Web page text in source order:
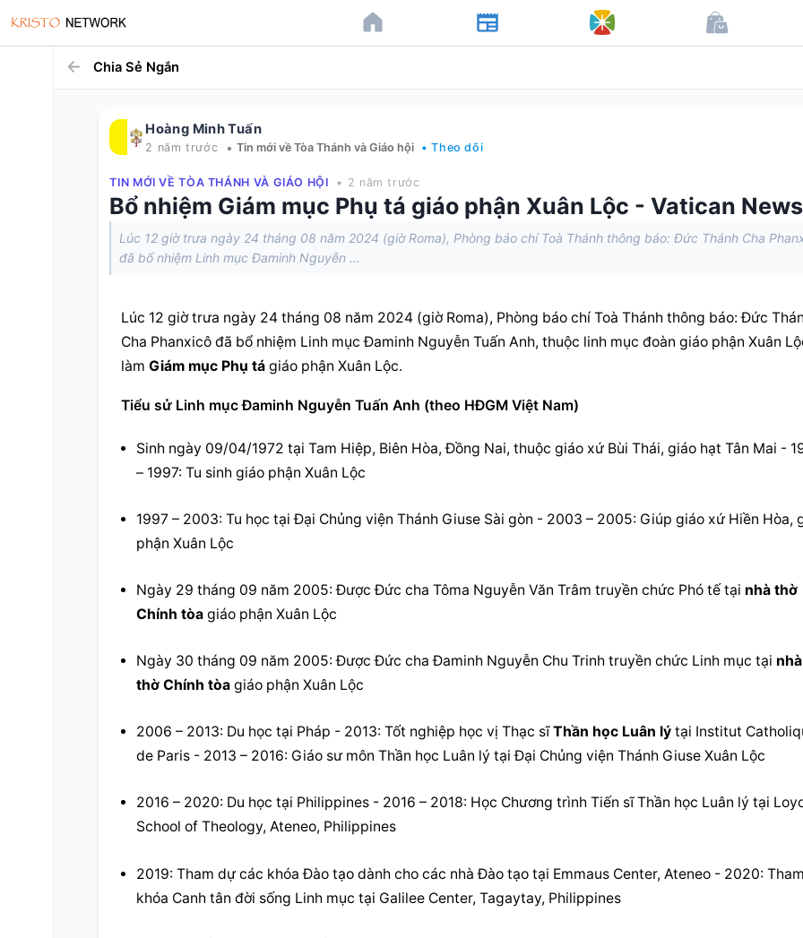
Chia Sẻ Ngắn
Hoàng Minh Tuấn
2 năm trước • Tin mới về Tòa Thánh và Giáo hội • Theo dõi
TIN MỚI VỀ TÒA THÁNH VÀ GIÁO HỘI • 2 năm trước
Bổ nhiệm Giám mục Phụ tá giáo phận Xuân Lộc - Vatican News
Lúc 12 giờ trưa ngày 24 tháng 08 năm 2024 (giờ Roma), Phòng báo chí Toà Thánh thông báo: Đức Thánh Cha
đã bổ nhiệm Linh mục Đaminh Nguyễn ...
Lúc 12 giờ trưa ngày 24 tháng 08 năm 2024 (giờ Roma), Phòng báo chí Toà Thánh thông báo: Đức
Cha Phanxicô đã bổ nhiệm Linh mục Đaminh Nguyễn Tuấn Anh, thuộc linh mục đoàn giáo phận Xuân
làm Giám mục Phụ tá giáo phận Xuân Lộc.
Tiểu sử Linh mục Đaminh Nguyễn Tuấn Anh (theo HĐGM Việt Nam)
Sinh ngày 09/04/1972 tại Tam Hiệp, Biên Hòa, Đồng Nai, thuộc giáo xứ Bùi Thái, giáo hạt Tân Mai -
– 1997: Tu sinh giáo phận Xuân Lộc
1997 – 2003: Tu học tại Đại Chủng viện Thánh Giuse Sài gòn - 2003 – 2005: Giúp giáo xứ Hiền Hòa,
phận Xuân Lộc
Ngày 29 tháng 09 năm 2005: Được Đức cha Tôma Nguyễn Văn Trâm truyền chức Phó tế tại nhà thờ
Chính tòa giáo phận Xuân Lộc
Ngày 30 tháng 09 năm 2005: Được Đức cha Đaminh Nguyễn Chu Trinh truyền chức Linh mục tại nhà
thờ Chính tòa giáo phận Xuân Lộc
2006 – 2013: Du học tại Pháp - 2013: Tốt nghiệp học vị Thạc sĩ Thần học Luân lý tại Institut
de Paris - 2013 – 2016: Giáo sư môn Thần học Luân lý tại Đại Chủng viện Thánh Giuse Xuân Lộc
2016 – 2020: Du học tại Philippines - 2016 – 2018: Học Chương trình Tiến sĩ Thần học Luân lý tại
School of Theology, Ateneo, Philippines
2019: Tham dự các khóa Đào tạo dành cho các nhà Đào tạo tại Emmaus Center, Ateneo - 2020:
khóa Canh tân đời sống Linh mục tại Galilee Center, Tagaytay, Philippines